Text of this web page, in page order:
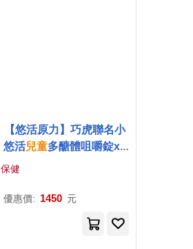
【悠活原力】巧虎聯名小
悠活兒童多醣體咀嚼錠x2
(30錠/盒)葡聚多醣體 接骨
保健
優惠價: 1450 元